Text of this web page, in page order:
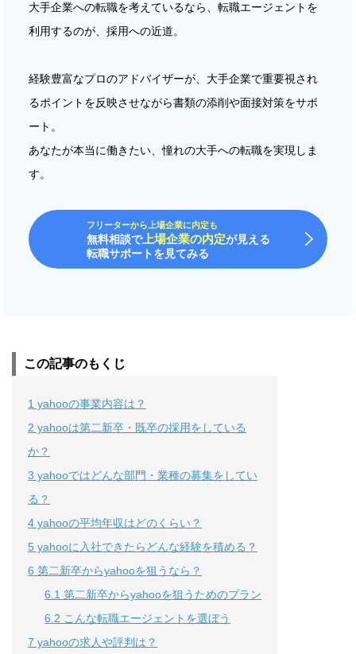
大手企業への転職を考えているなら、転職エージェントを
利用するのが、採用への近道。
経験豊富なプロのアドバイザーが、大手企業で重要視され
るポイントを反映させながら書類の添削や面接対策をサポ
ート。
あなたが本当に働きたい、憧れの大手への転職を実現しま
す。
フリーターから上場企業に内定も
無料相談で上場企業の内定が見える
転職サポートを見てみる
この記事のもくじ
1 yahooの事業内容は？
2 yahooは第二新卒・既卒の採用をしている
か？
3 yahooではどんな部門・業種の募集をしてい
る？
4 yahooの平均年収はどのくらい？
5 yahooに入社できたらどんな経験を積める？
6 第二新卒からyahooを狙うなら？
6.1 第二新卒からyahooを狙うためのプラン
6.2 こんな転職エージェントを選ぼう
7 yahooの求人や評判は？